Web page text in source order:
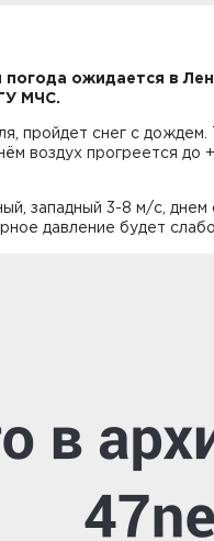
ожидается в
МЧС.
пройдет снег с
воздух прогреется до
западный 3-8 м/с, днем
давление будет